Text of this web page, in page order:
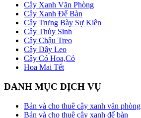
Cây Xanh Văn Phòng
Cây Xanh Để Bàn
Cây Trưng Bày Sự Kiên
Cây Thủy Sinh
Cây Chậu Treo
Cây Dây Leo
Cây Có Hoa,Cỏ
Hoa Mai Tết
DANH MỤC DỊCH VỤ
Bán và cho thuê cây xanh văn phòng
Bán và cho thuê cây xanh để bàn